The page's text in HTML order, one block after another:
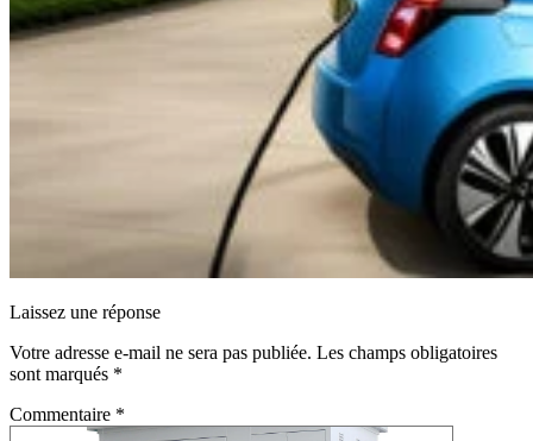
Laissez une réponse
Votre adresse e-mail ne sera pas publiée. Les champs obligatoires
sont marqués *
Commentaire *